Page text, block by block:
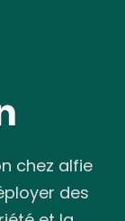
chez alfie
des